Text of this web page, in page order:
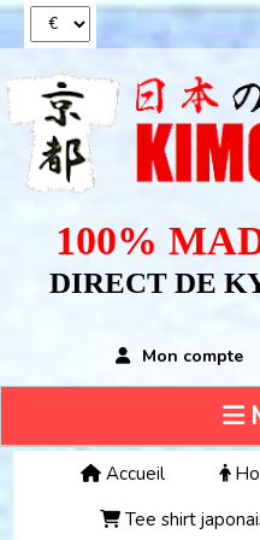
100%
DIRECT DE
Mon compte
Accueil
Tee shirt
Panneau de gestion des cookies